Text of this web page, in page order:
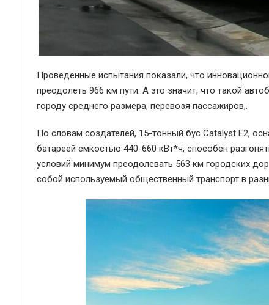
Проведенные испытания показали, что
преодолеть 966 км пути. А это значит, что такой
городу среднего размера, перевозя пассажиров,.
По словам создателей, 15-тонный бус Catalyst Е2,
батареей емкостью 440-660 кВт*ч, способен
условий минимум преодолевать 563 км городских
собой используемый общественный транспорт в